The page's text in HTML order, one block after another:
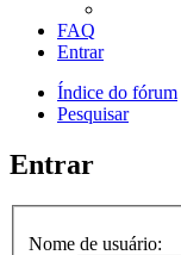
FAQ
Entrar
Índice do fórum
Pesquisar
Entrar
Nome de usuário: